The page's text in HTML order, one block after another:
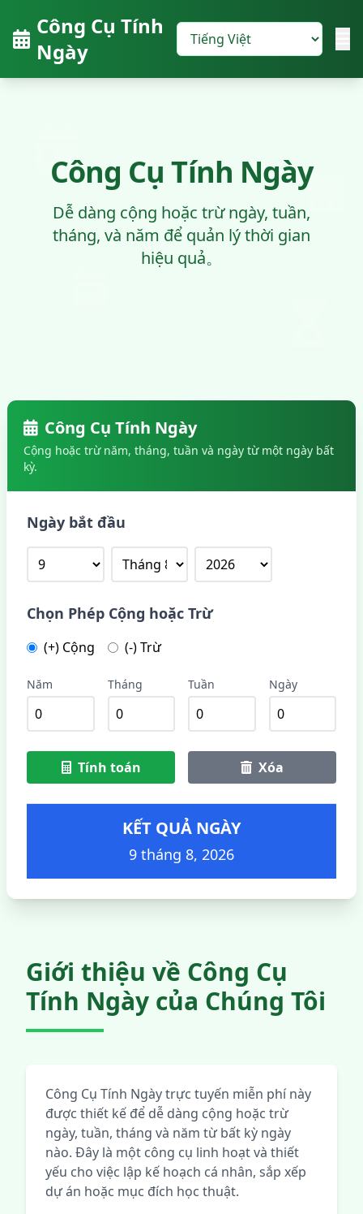
Công Cụ Tính
Ngày
Công Cụ Tính Ngày
Dễ dàng cộng hoặc trừ ngày, tuần,
tháng, và năm để quản lý thời gian
hiệu quả。
Công Cụ Tính Ngày
Cộng hoặc trừ năm, tháng, tuần và ngày từ một ngày bất
kỳ.
Ngày bắt đầu
Chọn Phép Cộng hoặc Trừ
(+) Cộng (-) Trừ
Năm Tháng Tuần Ngày
Tính toán Xóa
KẾT QUẢ NGÀY
9 tháng 8, 2026
Giới thiệu về Công Cụ
Tính Ngày của Chúng Tôi
Công Cụ Tính Ngày trực tuyến miễn phí này
được thiết kế để dễ dàng cộng hoặc trừ
ngày, tuần, tháng và năm từ bất kỳ ngày
nào. Đây là một công cụ linh hoạt và thiết
yếu cho việc lập kế hoạch cá nhân, sắp xếp
dự án hoặc mục đích học thuật.